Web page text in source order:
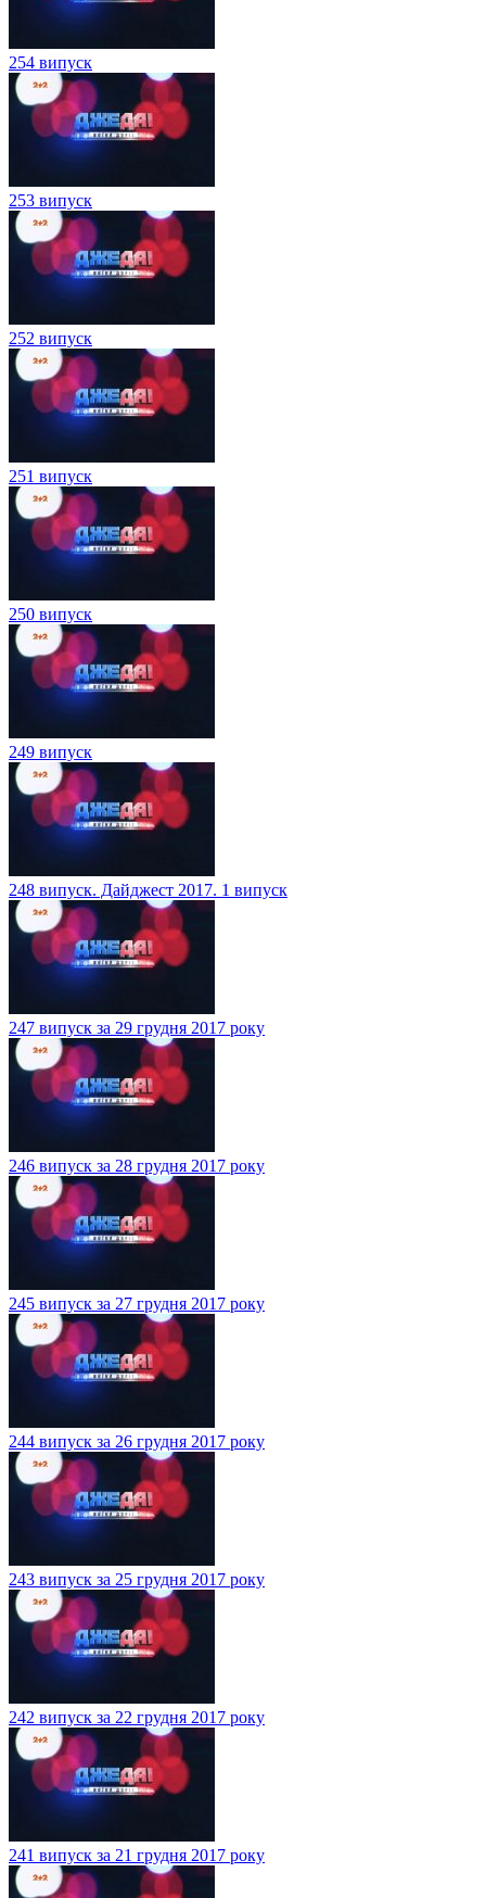
254 випуск
253 випуск
252 випуск
251 випуск
250 випуск
249 випуск
248 випуск. Дайджест 2017. 1 випуск
247 випуск за 29 грудня 2017 року
246 випуск за 28 грудня 2017 року
245 випуск за 27 грудня 2017 року
244 випуск за 26 грудня 2017 року
243 випуск за 25 грудня 2017 року
242 випуск за 22 грудня 2017 року
241 випуск за 21 грудня 2017 року